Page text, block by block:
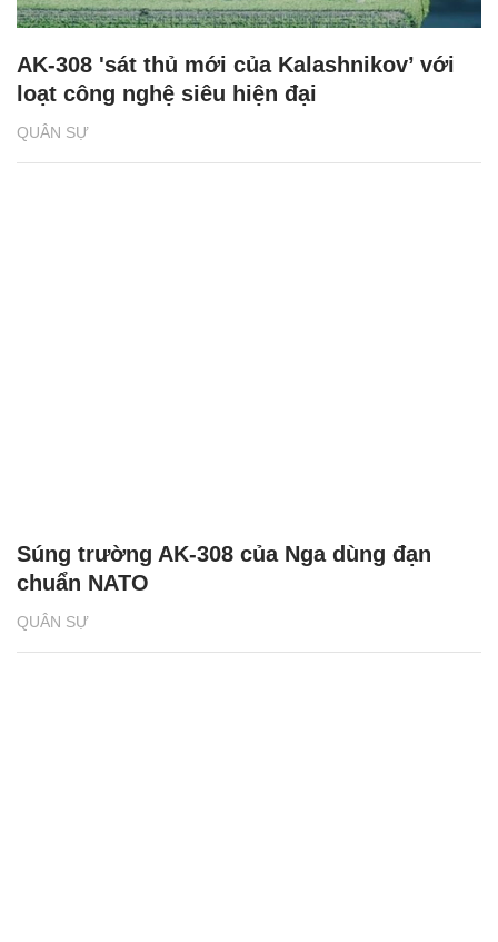
QUÂN SỰ
AK-308 'sát thủ mới của Kalashnikov’ với
loạt công nghệ siêu hiện đại
QUÂN SỰ
Súng trường AK-308 của Nga dùng đạn
chuẩn NATO